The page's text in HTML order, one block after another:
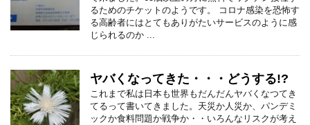
るためのチケットのようです。 コロナ感染を恐怖す
る高齢者にはとてもありがたいサービスのように感
じられるのか ...
ヤバくなってきた・・・どうする!?
これまで私は日本も世界もだんだんヤバくなつてき
てるって書いてきました。天災か人災か、パンデミ
ックか食料問題か戦争か・・いろんなリスクが考え